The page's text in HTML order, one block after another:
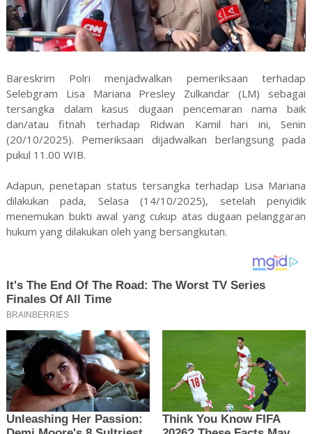
Bareskrim Polri menjadwalkan pemeriksaan terhadap
Selebgram Lisa Mariana Presley Zulkandar (LM) sebagai
tersangka dalam kasus dugaan pencemaran nama baik
dan/atau fitnah terhadap Ridwan Kamil hari ini, Senin
(20/10/2025). Pemeriksaan dijadwalkan berlangsung pada
pukul 11.00 WIB.
Adapun, penetapan status tersangka terhadap Lisa Mariana
dilakukan pada, Selasa (14/10/2025), setelah penyidik
menemukan bukti awal yang cukup atas dugaan pelanggaran
hukum yang dilakukan oleh yang bersangkutan.